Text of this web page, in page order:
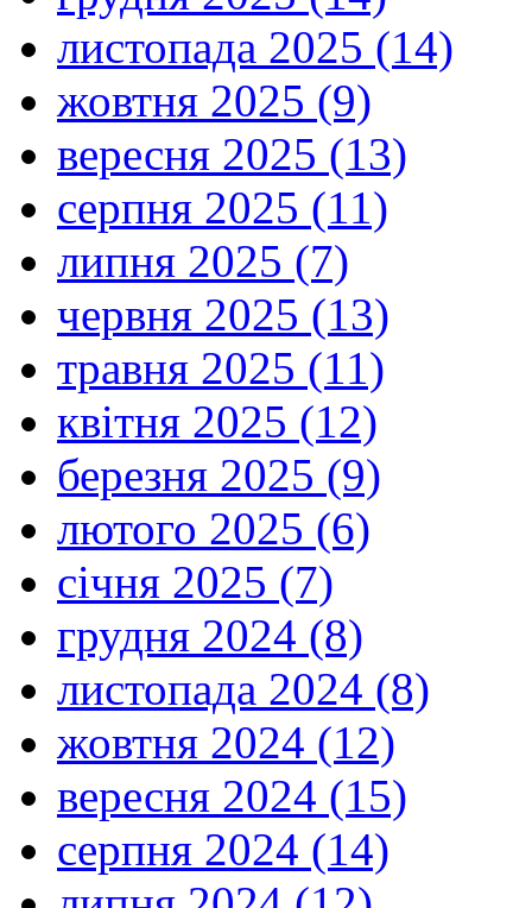
листопада 2025 (14)
жовтня 2025 (9)
вересня 2025 (13)
серпня 2025 (11)
липня 2025 (7)
червня 2025 (13)
травня 2025 (11)
квітня 2025 (12)
березня 2025 (9)
лютого 2025 (6)
січня 2025 (7)
грудня 2024 (8)
листопада 2024 (8)
жовтня 2024 (12)
вересня 2024 (15)
серпня 2024 (14)